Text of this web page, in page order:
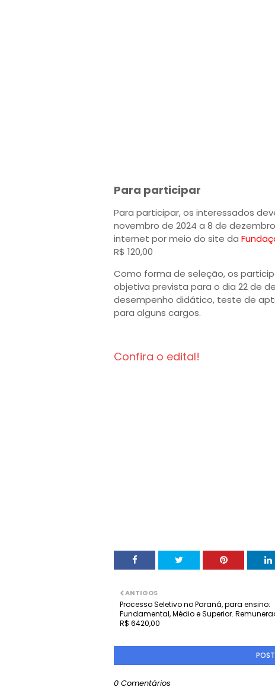
Para participar
Para participar, os interessados
novembro de 2024 a 8 de
internet por meio do site da
R$ 120,00
Como forma de seleção, os
objetiva prevista para o dia 22 de
desempenho didático, teste de
para alguns cargos.
Confira o edital!
ANTIGOS
Processo Seletivo no Paraná, para ensino:
Fundamental, Médio e Superior.
R$ 6420,00
0 Comentários